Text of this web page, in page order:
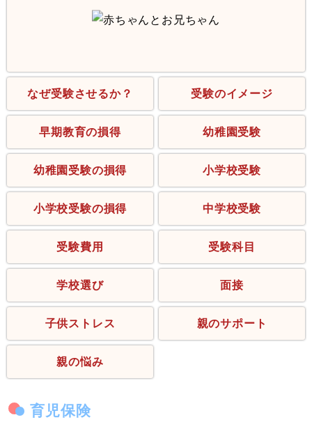
なぜ受験させるか？ 受験のイメージ
早期教育の損得 幼稚園受験
幼稚園受験の損得 小学校受験
小学校受験の損得 中学校受験
受験費用 受験科目
学校選び 面接
子供ストレス 親のサポート
親の悩み
育児保険